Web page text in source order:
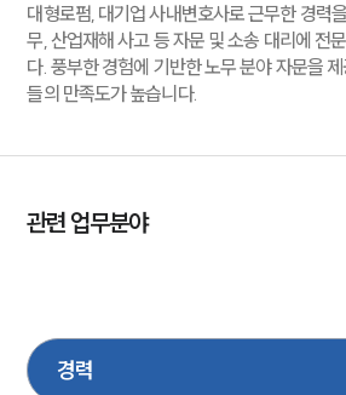
대형로펌, 대기업 사내변호사로 근무한 경력
무, 산업재해 사고 등 자문 및 소송 대리에 전
다. 풍부한 경험에 기반한 노무 분야 자문을
들의 만족도가 높습니다.
관련 업무분야
국제통상